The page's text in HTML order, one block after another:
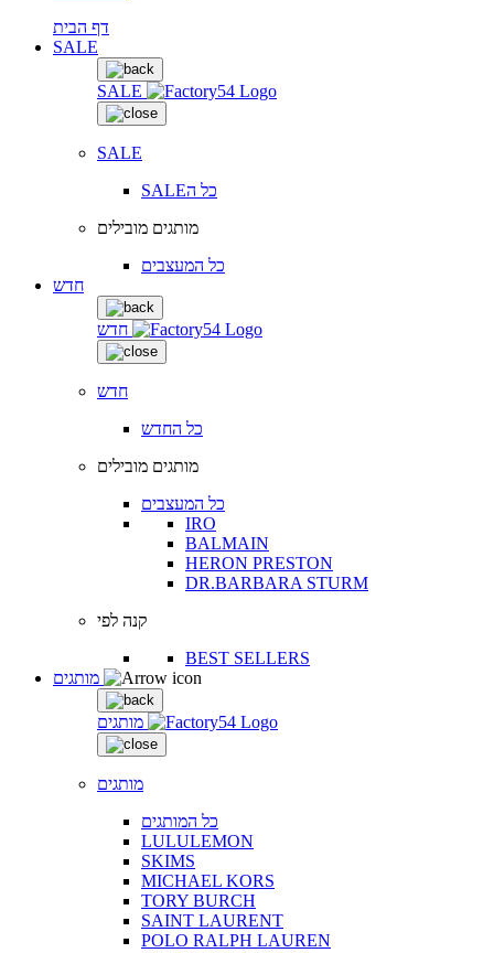
דף הבית
SALE
SALE
SALE
SALEכל ה
מותגים מובילים
כל המעצבים
חדש
חדש
חדש
כל החדש
מותגים מובילים
כל המעצבים
IRO
BALMAIN
HERON PRESTON
DR.BARBARA STURM
קנה לפי
BEST SELLERS
מותגים
מותגים
כל המותגים
LULULEMON
SKIMS
MICHAEL KORS
TORY BURCH
SAINT LAURENT
POLO RALPH LAUREN